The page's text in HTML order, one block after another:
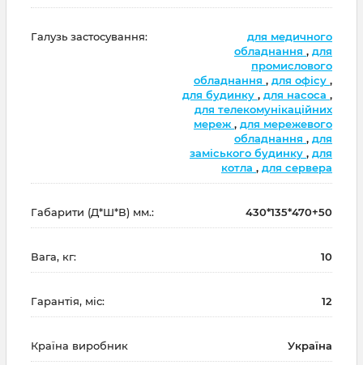
Галузь застосування:
для медичного
обладнання , для
промислового
обладнання , для офісу ,
для будинку , для насоса ,
для телекомунікаційних
мереж , для мережевого
обладнання , для
заміського будинку , для
котла , для сервера
Габарити (Д*Ш*В) мм.: 430*135*470+50
Вага, кг: 10
Гарантія, міс: 12
Країна виробник Україна